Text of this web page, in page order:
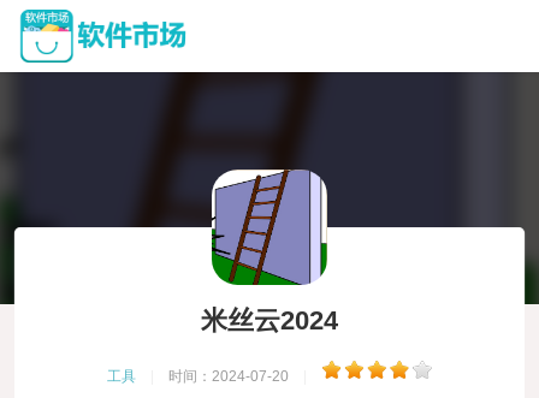
米丝云2024
工具 时间：2024-07-20